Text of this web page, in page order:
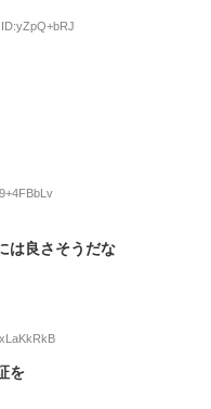
は良さそうだな
を